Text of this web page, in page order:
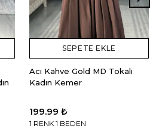
SEPETE EKLE
Acı Kahve Gold MD Tokalı
Kadın Kemer
199.99 ₺
1 RENK 1 BEDEN